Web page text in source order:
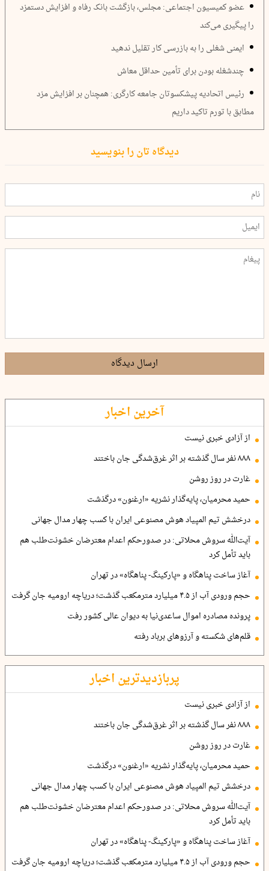
عضو کمیسیون اجتماعی: مجلس، بازگشت بانک رفاه و افزایش دستمزد
را پیگیری می‌کند
ایمنی شغلی را به بازرسی کار تقلیل ندهید
چندشغله بودن برای تأمین حداقل معاش
رئیس اتحادیه پیشکسوتان جامعه کارگری: همچنان بر افزایش مزد
مطابق با تورم تاکید داریم
دیدگاه تان را بنویسید
ارسال دیدگاه
آخرین اخبار
از آزادی خبری نیست
۸۸۸ نفر سال گذشته بر اثر غرق‌شدگی جان باختند
غارت در روز روشن
حمید محرمیان، پایه‌گذار نشریه «ارغنون» درگذشت
درخشش تیم المپیاد هوش مصنوعی ایران با کسب چهار مدال جهانی
آیت‌الله سروش محلاتی: در صدورحکم اعدام معترضان خشونت‌طلب هم
باید تأمل کرد
آغاز ساخت پناهگاه و «پارکینگ- پناهگاه» در تهران
حجم ورودی آب از ۴.۵ میلیارد مترمکعب گذشت؛ دریاچه ارومیه جان گرفت
پرونده مصادره اموال ساعدی‌نیا به دیوان عالی کشور رفت
قلم‌های شکسته و آرزوهای برباد رفته
پربازدیدترین اخبار
از آزادی خبری نیست
۸۸۸ نفر سال گذشته بر اثر غرق‌شدگی جان باختند
غارت در روز روشن
حمید محرمیان، پایه‌گذار نشریه «ارغنون» درگذشت
درخشش تیم المپیاد هوش مصنوعی ایران با کسب چهار مدال جهانی
آیت‌الله سروش محلاتی: در صدورحکم اعدام معترضان خشونت‌طلب هم
باید تأمل کرد
آغاز ساخت پناهگاه و «پارکینگ- پناهگاه» در تهران
حجم ورودی آب از ۴.۵ میلیارد مترمکعب گذشت؛ دریاچه ارومیه جان گرفت